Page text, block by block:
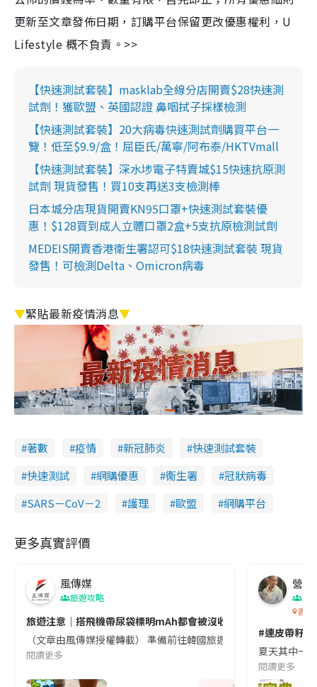
更新至文章發佈日期，訂購平台保留更改優惠權利，U
Lifestyle 概不負責。>>
【快速測試套裝】masklab全線分店開賣$28快速測
試劑！獲歐盟、英國認證 鼻咽拭子採樣檢測
【快速測試套裝】20大病毒快速測試劑購買平台一
覽！低至$9.9/盒！屈臣氏/萬寧/阿布泰/HKTVmall
【快速測試套裝】深水埗電子特賣城$15快速抗原測
試劑 現貨發售！買10支再送3支檢測棒
日本城分店現貨開賣KN95口罩+快速測試套裝優
惠！$128買到成人立體口罩2盒+5支抗原檢測試劑
MEDEIS開賣香港衛生署認可$18快速測試套裝 現貨
發售！可檢測Delta、Omicron病毒
▼緊貼最新疫情消息▼
著數 疫情 新冠肺炎
快速測試套裝
快速測試
網購優惠 衞生署
冠狀病毒
SARS－CoV－2
護理 歐盟 網購平台
更多真實評價
風傳媒
旅遊攻略
旅遊注意｜搭飛機帶尿袋標明mAh都會被沒收😱出發前切記檢查
（文章由風傳媒授權轉載） 準備前往韓國旅遊的民眾，近期要
閱讀更多
營養
香港
#連皮帶籽
夏天其中一
閱讀更多